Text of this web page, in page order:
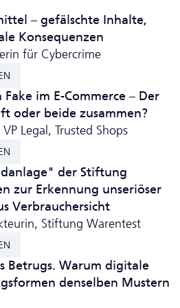
– gefälschte Inhalte,
Konsequenzen
für Cybercrime
im E-Commerce – Der
oder beide zusammen?
Legal, Trusted Shops
der Stiftung
zur Erkennung unseriöser
Verbrauchersicht
Stiftung Warentest
Betrugs. Warum digitale
denselben Mustern